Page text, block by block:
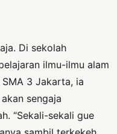
Di sekolah
ilmu-ilmu alam
3 Jakarta, ia
sengaja
“Sekali-sekali gue